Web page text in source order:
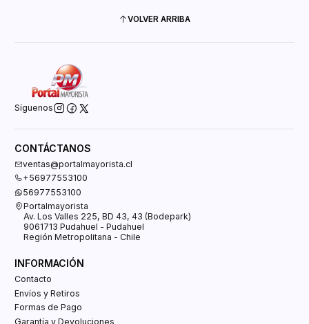
VOLVER ARRIBA
Síguenos
CONTÁCTANOS
ventas@portalmayorista.cl
+56977553100
56977553100
Portalmayorista
Av. Los Valles 225, BD 43, 43 (Bodepark)
9061713 Pudahuel - Pudahuel
Región Metropolitana - Chile
INFORMACIÓN
Contacto
Envíos y Retiros
Formas de Pago
Garantía y Devoluciones